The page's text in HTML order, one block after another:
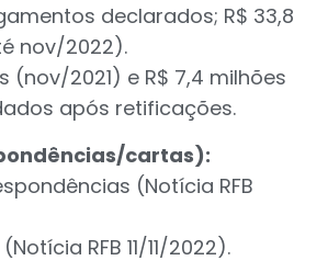
declarados; R$ 33,8
nov/2022).
(nov/2021) e R$ 7,4 milhões
após retificações.
cartas):
(Notícia RFB
RFB 11/11/2022).